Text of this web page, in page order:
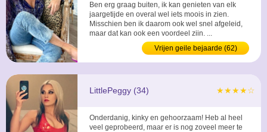
Ben erg graag buiten, ik kan genieten van elk
jaargetijde en overal wel iets moois in zien.
Misschien ben ik daarom ook wel snel afgeleid,
maar dat kan ook een voordeel zijn. ...
Vrijen geile bejaarde (62)
★★★★☆
LittlePeggy (34)
Onderdanig, kinky en gehoorzaam! Heb al heel
veel geprobeerd, maar er is nog zoveel meer te